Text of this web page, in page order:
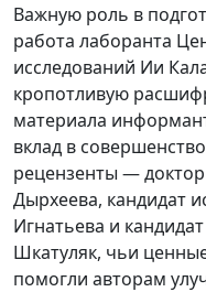
Важную роль в
работа лаборанта
исследований Ии
кропотливую
материала
вклад в
рецензенты —
Дырхеева, кандидат
Игнатьева и
Шкатуляк, чьи
помогли авторам